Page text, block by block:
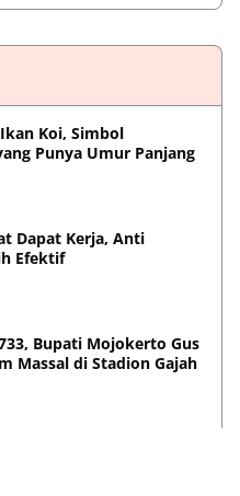
Koi, Simbol
Punya Umur Panjang
Dapat Kerja, Anti
Efektif
Bupati Mojokerto Gus
Massal di Stadion Gajah